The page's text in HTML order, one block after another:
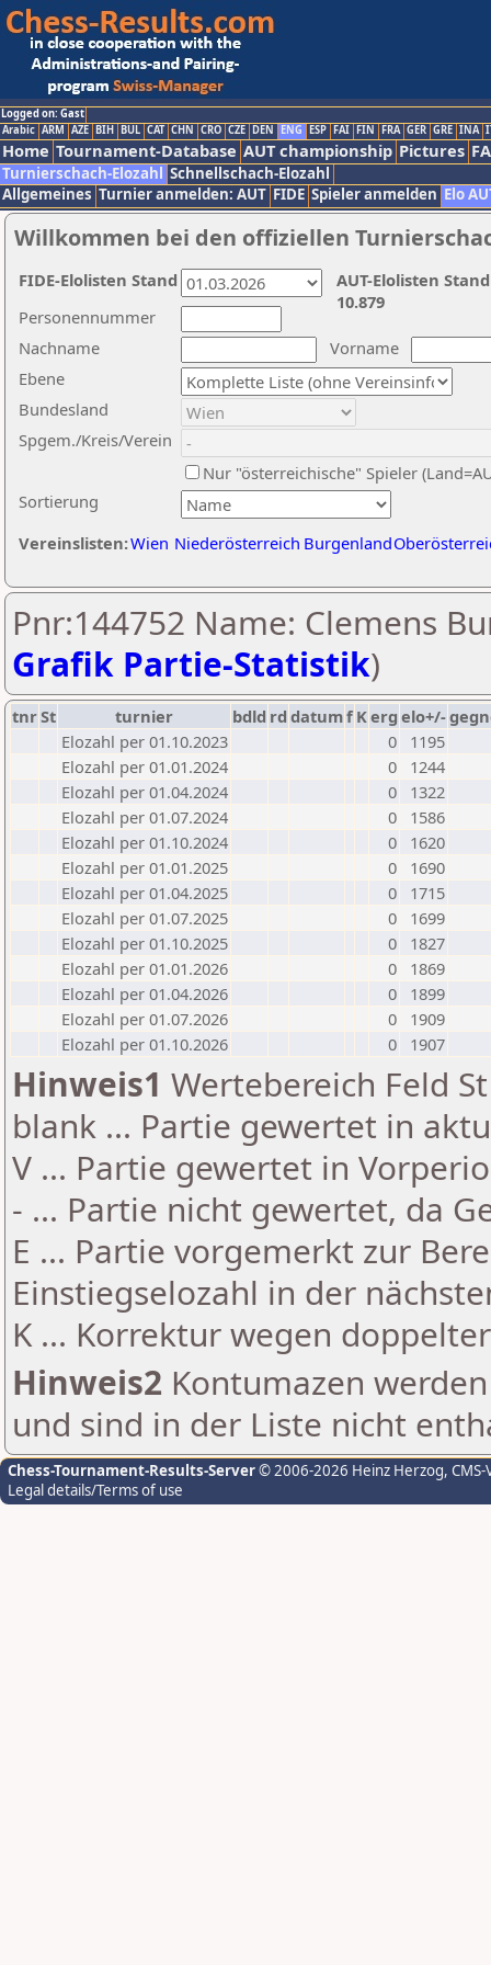
Logged on: Gast
Arabic ARM AZE BIH BUL CAT CHN CRO CZE DEN ENG ESP FAI FIN FRA GER GRE INA
Home Tournament-Database AUT championship Pictures
Turnierschach-Elozahl Schnellschach-Elozahl
Allgemeines Turnier anmelden: AUT FIDE Spieler anmelden Elo
Willkommen bei den offiziellen
Nachname
Vorname
Ebene
Sortierung
Personennummer
Bundesland
Spgem./Kreis/Verein
Nur "österreichische" Spieler
Vereinslisten:Wien Niederösterreich Burgenland
AUT-Elolisten
10.879
FIDE-Elolisten Stand
Pnr:144752 Name: Clemens
Grafik Partie-Statistik)
tnrSt turnier bdld rd datumf Kerg elo+/-
Elozahl per 01.10.2023
0
1195
Elozahl per 01.01.2024
0
1244
Elozahl per 01.04.2024
0
1322
Elozahl per 01.07.2024
0
1586
Elozahl per 01.10.2024
0
1620
Elozahl per 01.01.2025
0
1690
Elozahl per 01.04.2025
0
1715
Elozahl per 01.07.2025
0
1699
Elozahl per 01.10.2025
0
1827
Elozahl per 01.01.2026
0
1869
Elozahl per 01.04.2026
0
1899
Elozahl per 01.07.2026
0
1909
Elozahl per 01.10.2026
0 1907
Hinweis1 Wertebereich Feld
blank ... Partie gewertet in
V ... Partie gewertet in
- ... Partie nicht gewertet, da
E ... Partie vorgemerkt zur
Einstiegselozahl in der
K ... Korrektur wegen
Hinweis2 Kontumazen
und sind in der Liste nicht
Chess-Tournament-Results-Server© 2006-2026 Heinz Herzog,
Legal details/Terms of use